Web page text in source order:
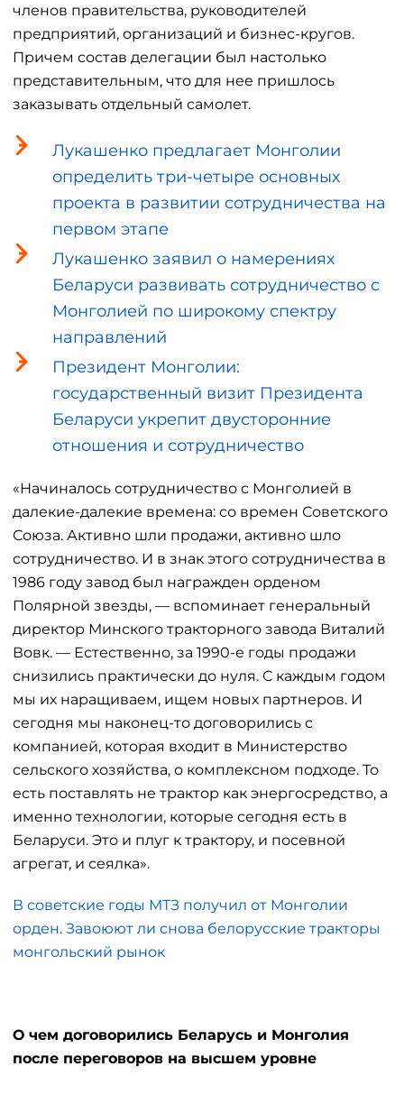
членов правительства, руководителей
предприятий, организаций и бизнес-кругов.
Причем состав делегации был настолько
представительным, что для нее пришлось
заказывать отдельный самолет.
Лукашенко предлагает Монголии
определить три-четыре основных
проекта в развитии сотрудничества на
первом этапе
Лукашенко заявил о намерениях
Беларуси развивать сотрудничество с
Монголией по широкому спектру
направлений
Президент Монголии:
государственный визит Президента
Беларуси укрепит двусторонние
отношения и сотрудничество
«Начиналось сотрудничество с Монголией в
далекие-далекие времена: со времен Советского
Союза. Активно шли продажи, активно шло
сотрудничество. И в знак этого сотрудничества в
1986 году завод был награжден орденом
Полярной звезды, — вспоминает генеральный
директор Минского тракторного завода Виталий
Вовк. — Естественно, за 1990-е годы продажи
снизились практически до нуля. С каждым годом
мы их наращиваем, ищем новых партнеров. И
сегодня мы наконец-то договорились с
компанией, которая входит в Министерство
сельского хозяйства, о комплексном подходе. То
есть поставлять не трактор как энергосредство, а
именно технологии, которые сегодня есть в
Беларуси. Это и плуг к трактору, и посевной
агрегат, и сеялка».
В советские годы МТЗ получил от Монголии
орден. Завоюют ли снова белорусские тракторы
монгольский рынок
О чем договорились Беларусь и Монголия
после переговоров на высшем уровне